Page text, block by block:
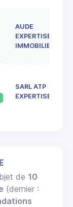
AUDE
EXPERTISE
IMMOBILIERE
SARL ATP
EXPERTISES
de 10
(dernier :